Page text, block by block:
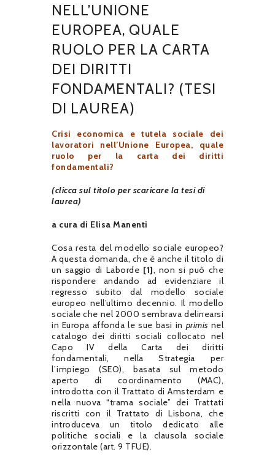
NELL’UNIONE
EUROPEA, QUALE
RUOLO PER LA CARTA
DEI DIRITTI
FONDAMENTALI? (TESI
DI LAUREA)
Crisi economica e tutela sociale dei
lavoratori nell’Unione Europea, quale
ruolo per la carta dei diritti
fondamentali?
(clicca sul titolo per scaricare la tesi di
laurea)
a cura di Elisa Manenti
Cosa resta del modello sociale europeo?
A questa domanda, che è anche il titolo di
un saggio di Laborde [1], non si può che
rispondere andando ad evidenziare il
regresso subito dal modello sociale
europeo nell’ultimo decennio. Il modello
sociale che nel 2000 sembrava delinearsi
in Europa affonda le sue basi in primis nel
catalogo dei diritti sociali collocato nel
Capo IV della Carta dei diritti
fondamentali, nella Strategia per
l’impiego (SEO), basata sul metodo
aperto di coordinamento (MAC),
introdotta con il Trattato di Amsterdam e
nella nuova “trama sociale” dei Trattati
riscritti con il Trattato di Lisbona, che
introduceva un titolo dedicato alle
politiche sociali e la clausola sociale
orizzontale (art. 9 TFUE).